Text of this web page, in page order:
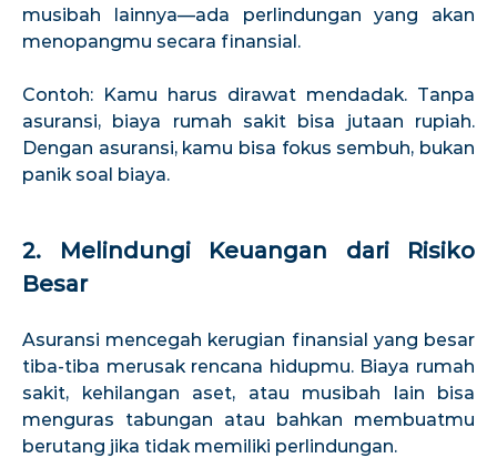
musibah lainnya—ada perlindungan yang akan
menopangmu secara finansial.
Contoh: Kamu harus dirawat mendadak. Tanpa
asuransi, biaya rumah sakit bisa jutaan rupiah.
Dengan asuransi, kamu bisa fokus sembuh, bukan
panik soal biaya.
2. Melindungi Keuangan dari Risiko
Besar
Asuransi mencegah kerugian finansial yang besar
tiba-tiba merusak rencana hidupmu. Biaya rumah
sakit, kehilangan aset, atau musibah lain bisa
menguras tabungan atau bahkan membuatmu
berutang jika tidak memiliki perlindungan.